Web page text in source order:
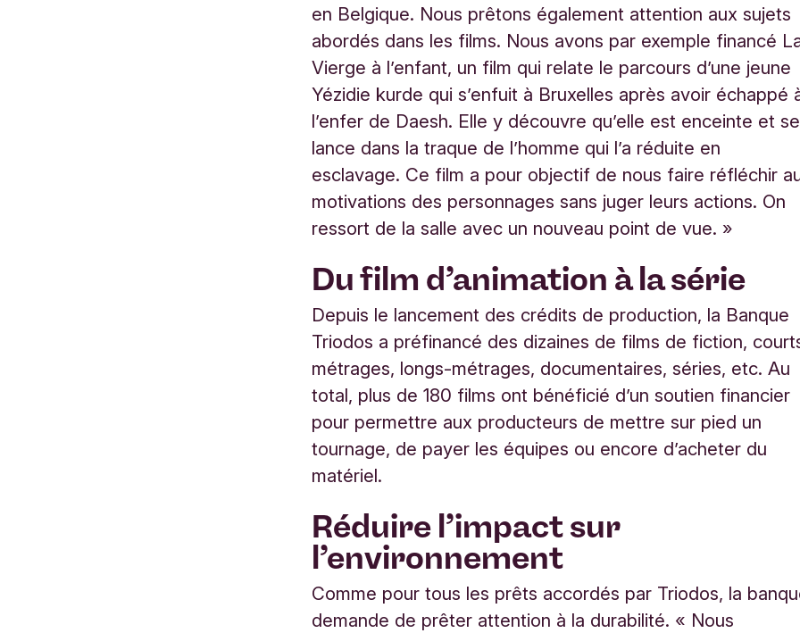
en Belgique. Nous prêtons également attention aux sujets
abordés dans les films. Nous avons par exemple financé
Vierge à l’enfant, un film qui relate le parcours d’une jeune
Yézidie kurde qui s’enfuit à Bruxelles après avoir échappé
l’enfer de Daesh. Elle y découvre qu’elle est enceinte et se
lance dans la traque de l’homme qui l’a réduite en
esclavage. Ce film a pour objectif de nous faire réfléchir
motivations des personnages sans juger leurs actions. On
ressort de la salle avec un nouveau point de vue. »
Du film d’animation à la série
Depuis le lancement des crédits de production, la Banque
Triodos a préfinancé des dizaines de films de fiction,
métrages, longs-métrages, documentaires, séries, etc. Au
total, plus de 180 films ont bénéficié d’un soutien financier
pour permettre aux producteurs de mettre sur pied un
tournage, de payer les équipes ou encore d’acheter du
matériel.
Réduire l’impact sur
l’environnement
Comme pour tous les prêts accordés par Triodos, la
demande de prêter attention à la durabilité. « Nous